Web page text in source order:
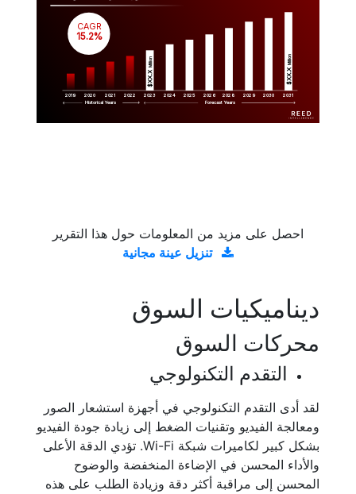
2019 2020 2021 2022 2023 2024 2025 2026 2028 2029 2030 2031
$XX.X
Million
$XX.X
Million
CAGR
15.2%
Historical Years Forecast Years
احصل على مزيد من المعلومات حول هذا التقرير
تنزيل عينة مجانية
ديناميكيات السوق
محركات السوق
التقدم التكنولوجي
لقد أدى التقدم التكنولوجي في أجهزة استشعار الصور
ومعالجة الفيديو وتقنيات الضغط إلى زيادة جودة الفيديو
بشكل كبير لكاميرات شبكة Wi-Fi. تؤدي الدقة الأعلى
والأداء المحسن في الإضاءة المنخفضة والوضوح
المحسن إلى مراقبة أكثر دقة وزيادة الطلب على هذه